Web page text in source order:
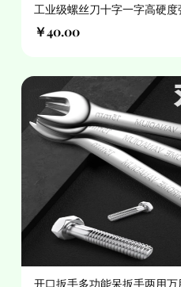
工业级螺丝刀十字一字高硬
子手动改锥
￥40.00
开口扳手多功能呆扳手两用